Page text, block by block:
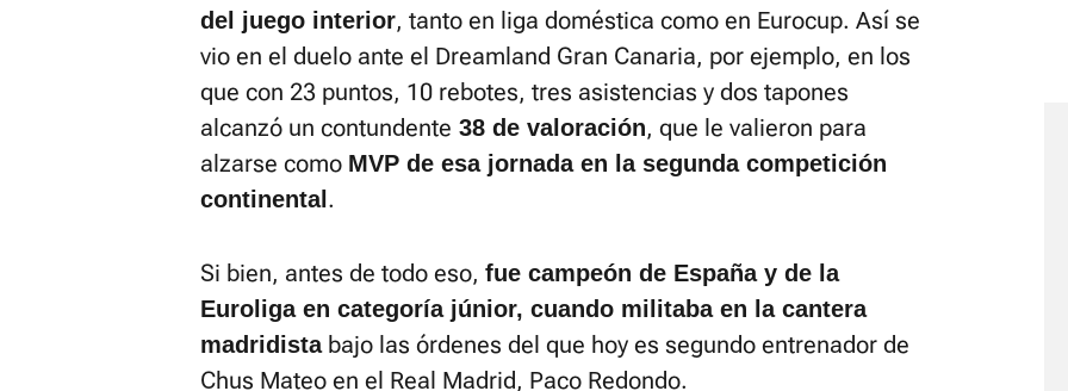
del juego interior, tanto en liga doméstica como en Eurocup. Así se
vio en el duelo ante el Dreamland Gran Canaria, por ejemplo, en los
que con 23 puntos, 10 rebotes, tres asistencias y dos tapones
alcanzó un contundente 38 de valoración, que le valieron para
alzarse como MVP de esa jornada en la segunda competición
continental .
Si bien, antes de todo eso, fue campeón de España y de la
Euroliga en categoría júnior, cuando militaba en la cantera
madridistabajo las órdenes del que hoy es segundo entrenador de
Chus Mateo en el Real Madrid, Paco Redondo.